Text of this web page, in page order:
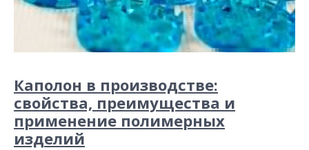
Каполон в производстве:
свойства, преимущества и
применение полимерных
изделий